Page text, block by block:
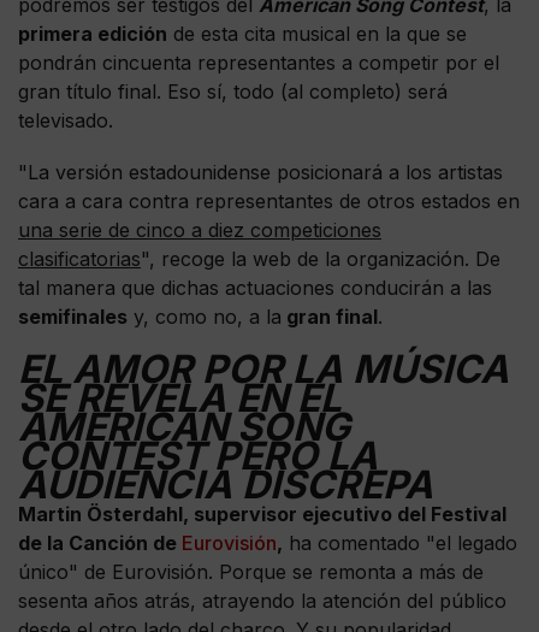
podremos ser testigos del American Song Contest, la
primera edición de esta cita musical en la que se
pondrán cincuenta representantes a competir por el
gran título final. Eso sí, todo (al completo) será
televisado.
"La versión estadounidense posicionará a los artistas
cara a cara contra representantes de otros estados en
una serie de cinco a diez competiciones
clasificatorias", recoge la web de la organización. De
tal manera que dichas actuaciones conducirán a las
semifinales y, como no, a la gran final.
EL AMOR POR LA MÚSICA
SE REVELA EN EL
AMERICAN SONG
CONTEST PERO LA
AUDIENCIA DISCREPA
Martin Österdahl, supervisor ejecutivo del Festival
de la Canción de Eurovisión, ha comentado "el legado
único" de Eurovisión. Porque se remonta a más de
sesenta años atrás, atrayendo la atención del público